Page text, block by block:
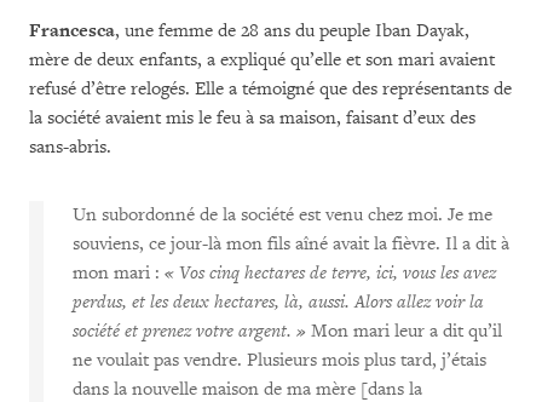
Francesca, une femme de 28 ans du peuple Iban Dayak,
mère de deux enfants, a expliqué qu’elle et son mari avaient
refusé d’être relogés. Elle a témoigné que des représentants de
la société avaient mis le feu à sa maison, faisant d’eux des
sans-abris.
Un subordonné de la société est venu chez moi. Je me
souviens, ce jour-là mon fils aîné avait la fièvre. Il a dit à
mon mari : « Vos cinq hectares de terre, ici, vous les avez
perdus, et les deux hectares, là, aussi. Alors allez voir la
société et prenez votre argent. » Mon mari leur a dit qu’il
ne voulait pas vendre. Plusieurs mois plus tard, j’étais
dans la nouvelle maison de ma mère [dans la